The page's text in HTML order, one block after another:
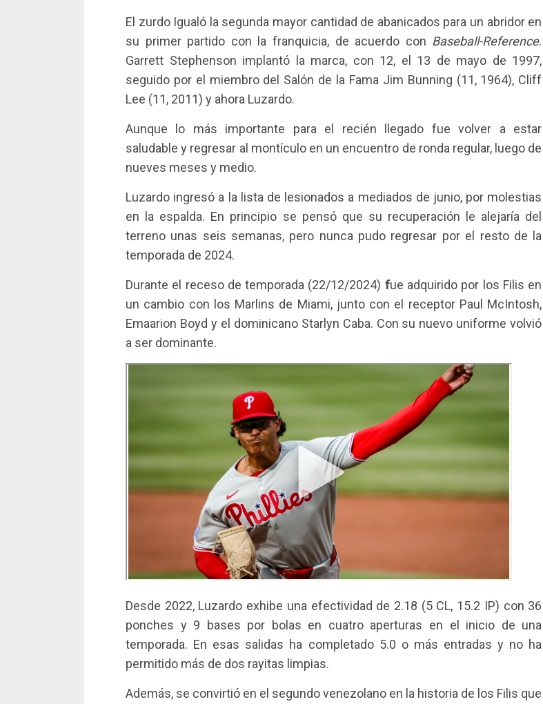
El zurdo Igualó la segunda mayor cantidad de abanicados para un abridor en
su primer partido con la franquicia, de acuerdo con Baseball-Reference.
Garrett Stephenson implantó la marca, con 12, el 13 de mayo de 1997,
seguido por el miembro del Salón de la Fama Jim Bunning (11, 1964), Cliff
Lee (11, 2011) y ahora Luzardo.
Aunque lo más importante para el recién llegado fue volver a estar
saludable y regresar al montículo en un encuentro de ronda regular, luego de
nueves meses y medio.
Luzardo ingresó a la lista de lesionados a mediados de junio, por molestias
en la espalda. En principio se pensó que su recuperación le alejaría del
terreno unas seis semanas, pero nunca pudo regresar por el resto de la
temporada de 2024.
Durante el receso de temporada (22/12/2024) fue adquirido por los Filis en
un cambio con los Marlins de Miami, junto con el receptor Paul McIntosh,
Emaarion Boyd y el dominicano Starlyn Caba. Con su nuevo uniforme volvió
a ser dominante.
Desde 2022, Luzardo exhibe una efectividad de 2.18 (5 CL, 15.2 IP) con 36
ponches y 9 bases por bolas en cuatro aperturas en el inicio de una
temporada. En esas salidas ha completado 5.0 o más entradas y no ha
permitido más de dos rayitas limpias.
Además, se convirtió en el segundo venezolano en la historia de los Filis que